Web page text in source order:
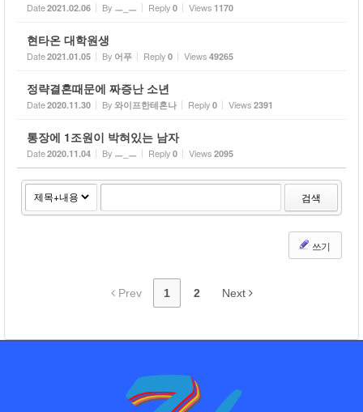
Date2021.02.06 By ㅡ_ㅡ Reply 0 Views 1170
현타온 대학원생
Date2021.01.05 By 어푸 Reply 0 Views 49265
정략결혼때문에 짜증난 소년
Date2020.11.30 By 와이프한테혼나 Reply 0 Views 2391
통장에 1조원이 박혀있는 남자
Date2020.11.04 By ㅡ_ㅡ Reply 0 Views 2095
검색
쓰기
Prev 1 2 Next